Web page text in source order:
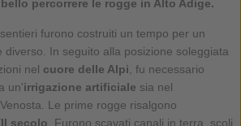
percorrere le rogge in Alto Adige.
furono costruiti un tempo per un
diverso. In seguito alla posizione soleggiata
nel cuore delle Alpi , fu necessario
un'irrigazione artificiale sia nel
Le prime rogge risalgono
secolo . Furono scavati canali in terra, scoli